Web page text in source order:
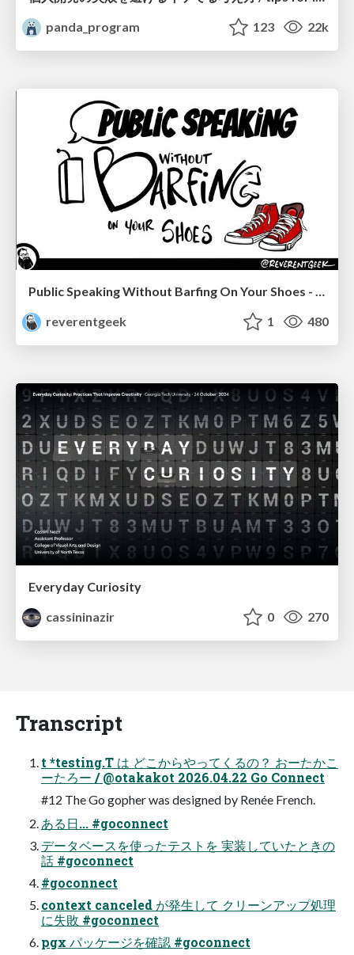
panda_program
123 22k
Public Speaking Without Barfing On Your Shoes - THAT 2023
reverentgeek
1 480
Everyday Curiosity
cassininazir
0 270
Transcript
t *testing.T は どこからやってくるの？ おーたかこ
ーたろー / @otakakot 2026.04.22 Go Connect
#12 The Go gopher was designed by Renée French.
ある日... #goconnect
データベースを使ったテストを 実装していたときの
話 #goconnect
#goconnect
context canceled が発生して クリーンアップ処理
に失敗 #goconnect
pgx パッケージを確認 #goconnect